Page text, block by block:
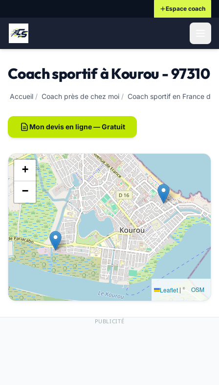
Espace coach
Coach sportif à Kourou - 97310
Accueil / Coach près de chez moi / Coach sportif en France
Mon devis en ligne — Gratuit
+
−
Leaflet | © OSM
PUBLICITÉ